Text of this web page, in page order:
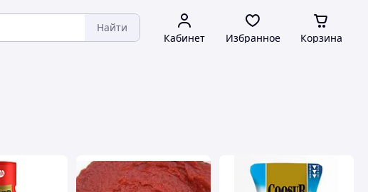
Найти
Кабинет Избранное Корзина